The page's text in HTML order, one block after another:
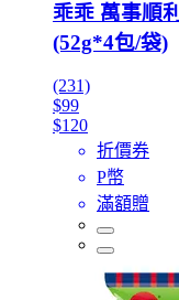
乖乖 萬事順
(52g*4包/袋)
(231)
$99
$120
折價券
P幣
滿額贈